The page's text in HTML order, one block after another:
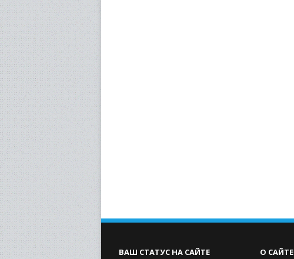
ВАШ СТАТУС НА САЙТЕ О САЙТЕ